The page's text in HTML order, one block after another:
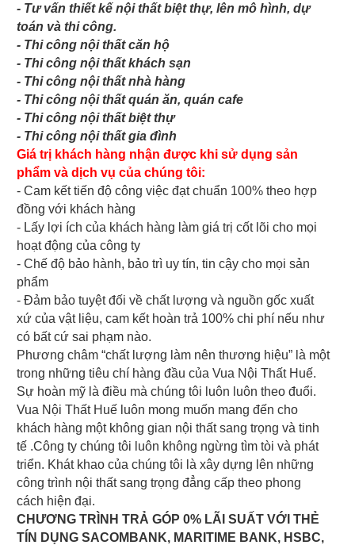
- Tư vấn thiết kế nội thất biệt thự, lên mô hình, dự
toán và thi công.
- Thi công nội thất căn hộ
- Thi công nội thất khách sạn
- Thi công nội thất nhà hàng
- Thi công nội thất quán ăn, quán cafe
- Thi công nội thất biệt thự
- Thi công nội thất gia đình
Giá trị khách hàng nhận được khi sử dụng sản
phẩm và dịch vụ của chúng tôi:
- Cam kết tiến độ công việc đạt chuẩn 100% theo hợp
đồng với khách hàng
- Lấy lợi ích của khách hàng làm giá trị cốt lõi cho mọi
hoạt động của công ty
- Chế độ bảo hành, bảo trì uy tín, tin cậy cho mọi sản
phẩm
- Đảm bảo tuyệt đối về chất lượng và nguồn gốc xuất
xứ của vật liệu, cam kết hoàn trả 100% chi phí nếu như
có bất cứ sai phạm nào.
Phương châm “chất lượng làm nên thương hiệu” là một
trong những tiêu chí hàng đầu của Vua Nội Thất Huế.
Sự hoàn mỹ là điều mà chúng tôi luôn luôn theo đuổi.
Vua Nội Thất Huế luôn mong muốn mang đến cho
khách hàng một không gian nội thất sang trọng và tinh
tế .Công ty chúng tôi luôn không ngừng tìm tòi và phát
triển. Khát khao của chúng tôi là xây dựng lên những
công trình nội thất sang trọng đẳng cấp theo phong
cách hiện đại.
CHƯƠNG TRÌNH TRẢ GÓP 0% LÃI SUẤT VỚI THẺ
TÍN DỤNG SACOMBANK, MARITIME BANK, HSBC,